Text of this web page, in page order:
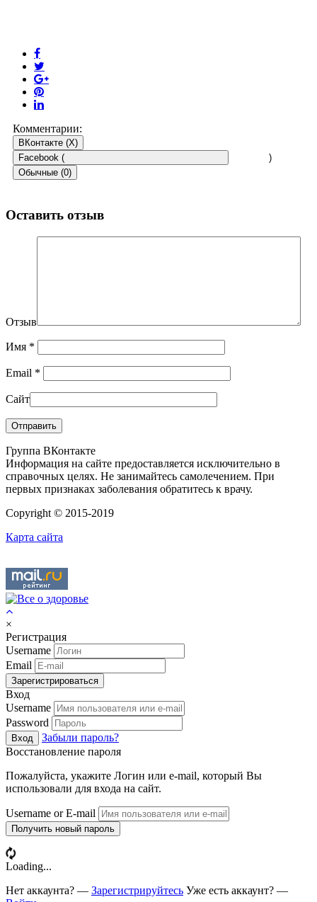
Комментарии:
ВКонтакте (X)
Facebook (
)
Обычные (0)
Оставить отзыв
Отзыв
Имя *
Email *
Сайт
Группа ВКонтакте
Информация на сайте предоставляется исключительно в
справочных целях. Не занимайтесь самолечением. При
первых признаках заболевания обратитесь к врачу.
Copyright © 2015-2019
Карта сайта
×
Регистрация
Username
Email
Зарегистрироваться
Вход
Username
Password
Вход
Забыли пароль?
Восстановление пароля
Пожалуйста, укажите Логин или e-mail, который Вы
использовали для входа на сайт.
Username or E-mail
Получить новый пароль
Loading...
Нет аккаунта? — Зарегистрируйтесь Уже есть аккаунт? —